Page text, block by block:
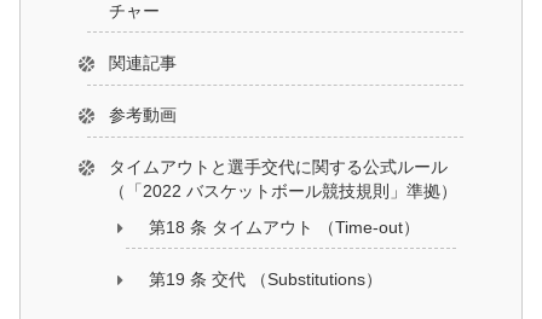
チャー
関連記事
参考動画
タイムアウトと選手交代に関する公式ルール
（「2022 バスケットボール競技規則」準拠）
第18 条 タイムアウト （Time-out）
第19 条 交代 （Substitutions）